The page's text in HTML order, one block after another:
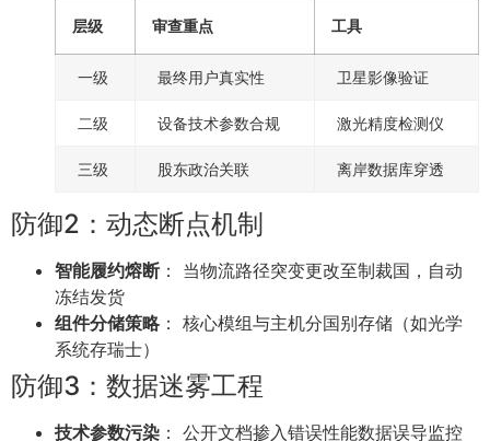
层级 审查重点 工具
一级 最终用户真实性 卫星影像验证
二级 设备技术参数合规 激光精度检测仪
三级 股东政治关联 离岸数据库穿透
防御2：动态断点机制
智能履约熔断 ： 当物流路径突变更改至制裁国，自动
冻结发货
组件分储策略： 核心模组与主机分国别存储（如光学
系统存瑞士）
防御3：数据迷雾工程
技术参数污染 ： 公开文档掺入错误性能数据误导监控